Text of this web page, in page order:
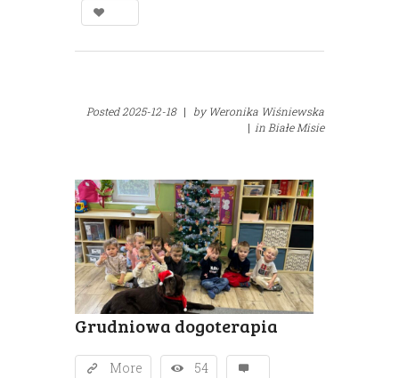
Posted2025-12-18 | byWeronika Wiśniewska
| in Białe Misie
Grudniowa dogoterapia
More 54